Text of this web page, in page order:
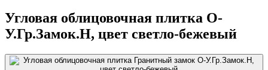
Угловая облицовочная плитка О-
У.Гр.Замок.Н, цвет светло-бежевый